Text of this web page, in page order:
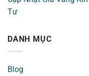
Tư
DANH MỤC
Blog